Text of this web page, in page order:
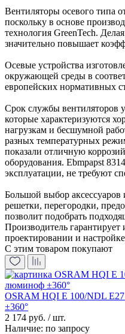
Вентиляторы осевого типа
поскольку в основе
технология GreenTech.
значительно повышает
Осевые устройства
окружающей среды в
европейских нормативных
Срок службы вентиляторов
которые характеризуются
нагрузкам и бесшумной
разных температурных
показали отличную
оборудования. Ebmpapst
эксплуатации, не требуют
Большой выбор
решетки, перегородки,
позволит подобрать
Производитель
проектировании и
С этим товаром покупают
OSRAM HQI E 100/NDL
±360°
2 174 руб. / шт.
Наличие: по запросу